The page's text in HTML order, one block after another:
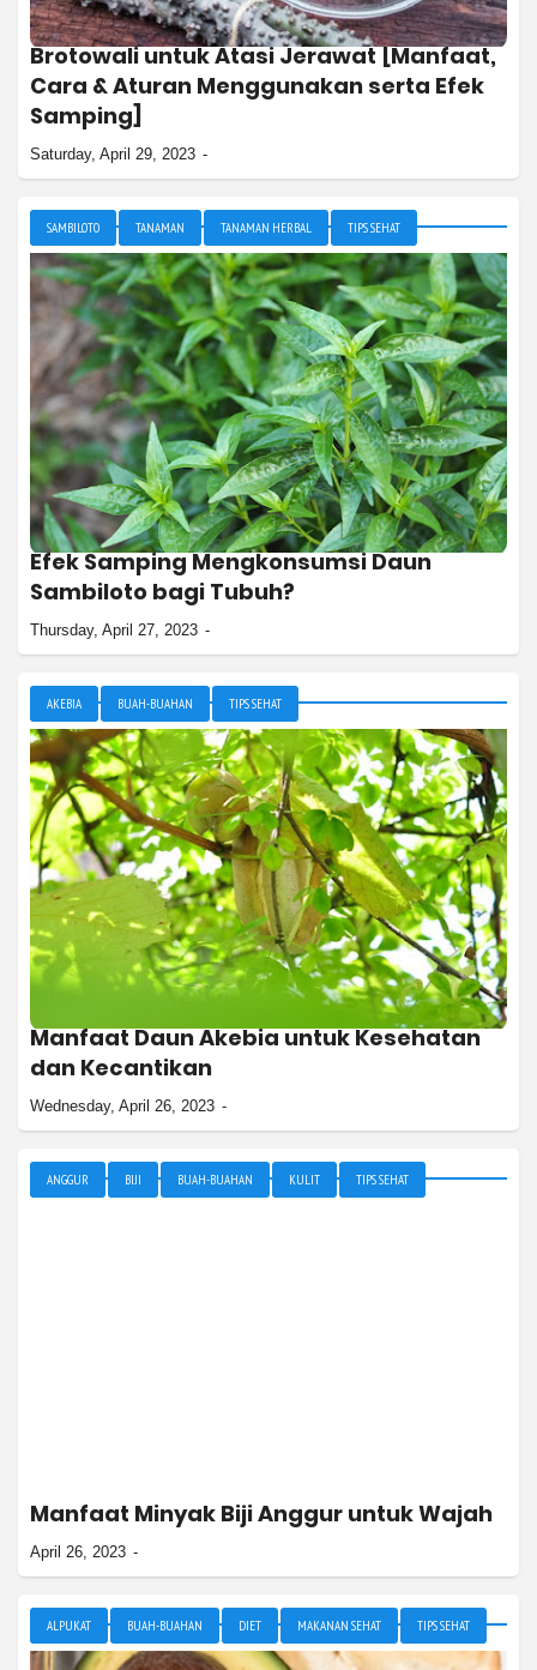
Brotowali untuk Atasi Jerawat [Manfaat,
Cara & Aturan Menggunakan serta Efek
Samping]
Saturday, April 29, 2023
SAMBILOTO TANAMAN TANAMAN HERBAL TIPS SEHAT
Efek Samping Mengkonsumsi Daun
Sambiloto bagi Tubuh?
Thursday, April 27, 2023
AKEBIA BUAH-BUAHAN TIPS SEHAT
Manfaat Daun Akebia untuk Kesehatan
dan Kecantikan
Wednesday, April 26, 2023
ANGGUR BIJI BUAH-BUAHAN KULIT TIPS SEHAT
Manfaat Minyak Biji Anggur untuk Wajah
April 26, 2023
ALPUKAT BUAH-BUAHAN DIET MAKANAN SEHAT TIPS SEHAT